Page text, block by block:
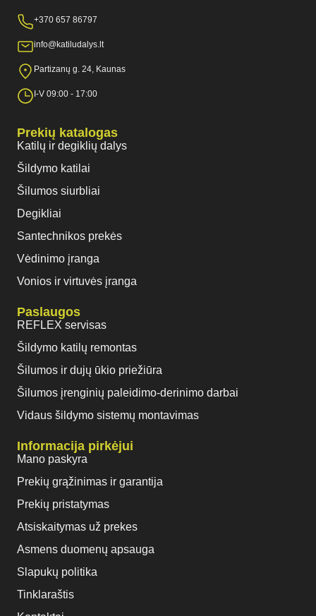
+370 657 86797
info@katiludalys.lt
Partizanų g. 24, Kaunas
I-V 09:00 - 17:00
Prekių katalogas
Katilų ir degiklių dalys
Šildymo katilai
Šilumos siurbliai
Degikliai
Santechnikos prekės
Vėdinimo įranga
Vonios ir virtuvės įranga
Paslaugos
REFLEX servisas
Šildymo katilų remontas
Šilumos ir dujų ūkio priežiūra
Šilumos įrenginių paleidimo-derinimo darbai
Vidaus šildymo sistemų montavimas
Informacija pirkėjui
Mano paskyra
Prekių grąžinimas ir garantija
Prekių pristatymas
Atsiskaitymas už prekes
Asmens duomenų apsauga
Slapukų politika
Tinklaraštis